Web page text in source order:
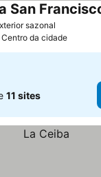
sazonal
San
Centro da cidade
11 sites